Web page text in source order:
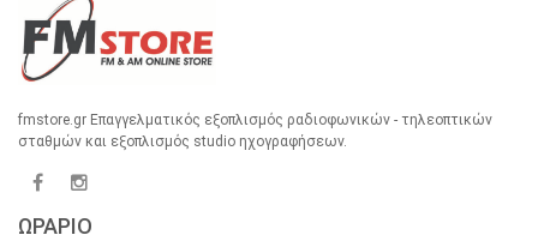
fmstore.gr Επαγγελματικός εξοπλισμός ραδιοφωνικών - τηλεοπτικών
σταθμών και εξοπλισμός studio ηχογραφήσεων.
ΩΡΑΡΙΟ